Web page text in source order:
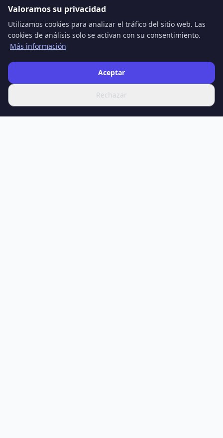
Valoramos su privacidad
Utilizamos cookies para analizar el tráfico del sitio web. Las
cookies de análisis solo se activan con su consentimiento.
Más información
Rechazar
Aceptar